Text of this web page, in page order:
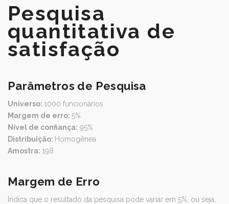
Pesquisa
quantitativa de
satisfação
Parâmetros de Pesquisa
Universo: 1000 funcionários
Margem de erro: 5%
Nível de confiança: 95%
Distribuição: Homogênea
Amostra: 198
Margem de Erro
Indica que o resultado da pesquisa pode variar em 5%, ou seja,